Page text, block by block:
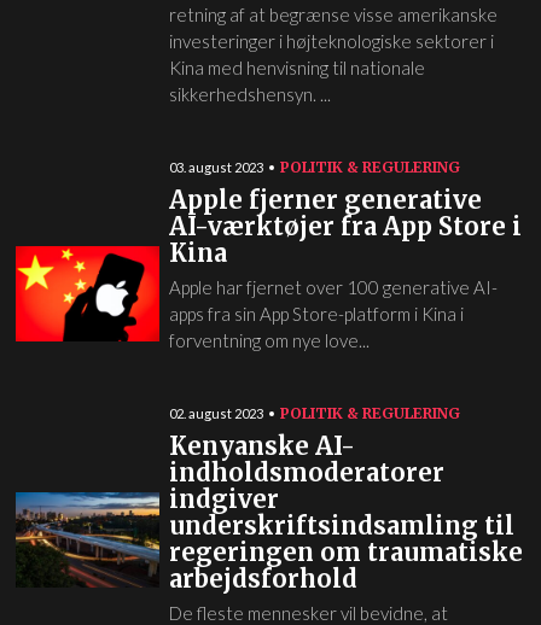
retning af at begrænse visse amerikanske
investeringer i højteknologiske sektorer i
Kina med henvisning til nationale
sikkerhedshensyn. ...
03. august 2023 POLITIK & REGULERING
Apple fjerner generative
AI-værktøjer fra App Store i
Kina
Apple har fjernet over 100 generative AI-
apps fra sin App Store-platform i Kina i
forventning om nye love...
02. august 2023 POLITIK & REGULERING
Kenyanske AI-
indholdsmoderatorer
indgiver
underskriftsindsamling til
regeringen om traumatiske
arbejdsforhold
De fleste mennesker vil bevidne, at